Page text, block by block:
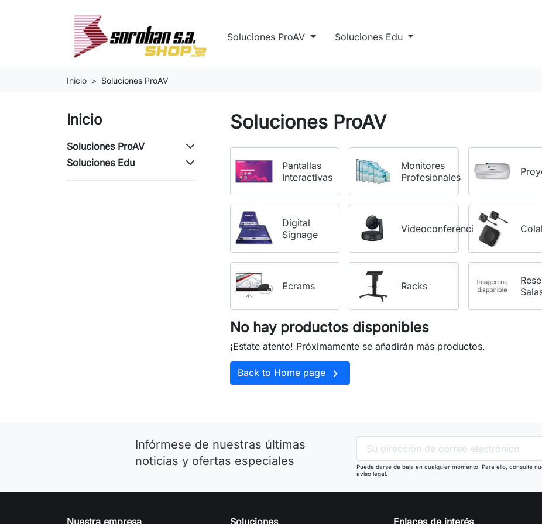
Soluciones ProAV Soluciones Edu
Inicio Soluciones ProAV
Inicio
Soluciones ProAV
Soluciones Edu
Soluciones ProAV
Pantallas
Interactivas
Monitores
Profesionales
Digital
Signage
Videoconferencia
Ecrams Racks
No hay productos disponibles
¡Estate atento! Próximamente se añadirán más productos.
Back to Home page 
Infórmese de nuestras últimas
noticias y ofertas especiales
Puede darse de baja en cualquier momento. Para ello, consulte
aviso legal.
Nuestra empresa Soluciones Enlaces de interés